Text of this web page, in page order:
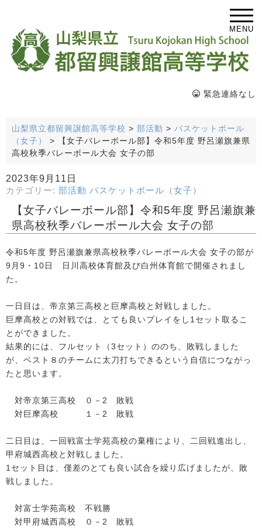
MENU
緊急連絡なし
山梨県立都留興譲館高等学校 > 部活動 > バスケットボール
（女子）
>
【女子バレーボール部】令和5年度 野呂瀬旗兼県
高校秋季バレーボール大会 女子の部
2023年9月11日
カテゴリー: 部活動 バスケットボール（女子）
【女子バレーボール部】令和5年度 野呂瀬旗兼
県高校秋季バレーボール大会 女子の部
令和5年度 野呂瀬旗兼県高校秋季バレーボール大会 女子の部が
9月9・10日 日川高校体育館及び白州体育館で開催されまし
た。
一日目は、帝京第三高校と巨摩高校と対戦しました。
巨摩高校との対戦では、とても良いプレイをし1セット取るこ
とができました。
結果的には、フルセット（3セット）ののち、敗戦しました
が、ベスト８のチームに太刀打ちできるという自信につながっ
たと思います。
対帝京第三高校 ０－2 敗戦
対巨摩高校 １－2 敗戦
二日目は、一回戦富士学苑高校の棄権により、二回戦進出し、
甲府城西高校と対戦しました。
1セット目は、僅差のとても良い試合を繰り広げましたが、敗
戦しました。
対富士学苑高校 不戦勝
対甲府城西高校 ０－2 敗戦